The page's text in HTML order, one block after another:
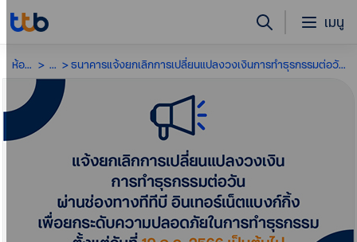
เมนู
ห้องข่าว ... ธนาคารแจ้งยกเลิกการเปลี่ยนแปลงวงเงินการทำธุรกรรมต่อวันผ่านช่องทาง Internet Banking เพื่อยกระดับความปลอดภัยในการทำธุรกรรม